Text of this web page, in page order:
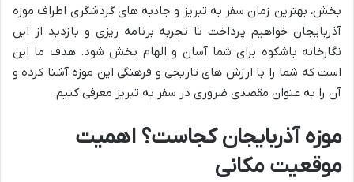
بخش، بهترین زمان سفر به تبریز و جاذبه های گردشگری اطراف موزه
آذربایجان خواهیم پرداخت تا تجربه برنامه ریزی و بازدید از این
نگارخانه باشکوه برای شما آسان و الهام بخش شود. هدف ما این
است که شما را با ارزش های تاریخی و فرهنگی این موزه آشنا کرده و
آن را به عنوان مقصدی ضروری در سفر به تبریز معرفی کنیم.
موزه آذربایجان کجاست؟ اهمیت
موقعیت مکانی